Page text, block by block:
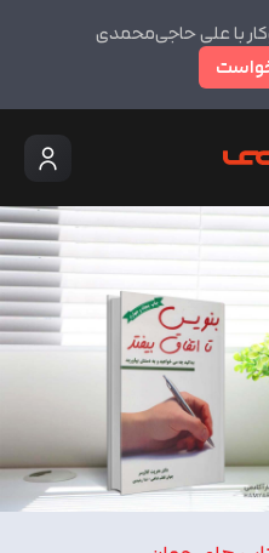
با علی حاجی‌محمدی